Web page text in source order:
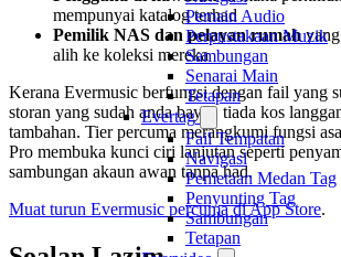
Pemain Audio
Perpustakaan Muzik
Sambungan
Senarai Main
Tetapan
Evertag
Fail Tempatan
Navigasi
Pemetaan Medan Tag
Penyunting Tag
Sambungan
Tetapan
mempunyai katalog terhad
Pemilik NAS dan pelayan rumahyang
alih ke koleksi mereka
Kerana Evermusic berfungsi dengan fail yang
storan yang sudah anda bayar, tiada kos
tambahan. Tier percuma merangkumi fungsi
Pro membuka kunci ciri lanjutan seperti
sambungan akaun awan tanpa had.
Muat turun Evermusic percuma di App Store.